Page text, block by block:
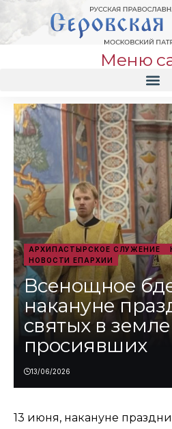
Меню
АРХИПАСТЫРСКОЕ СЛУЖЕНИЕ
НОВОСТИ ЕПАРХИИ
Всенощное
накануне
святых в
просиявших
13/06/2026
13 июня, накануне